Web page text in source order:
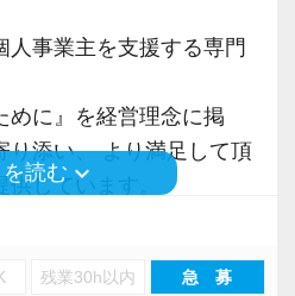
ヶ月)
客様の月次試算表を作成
アップしていきましょ
ながら業務に取り組んで
と知識が深まります！
れてきますので、本人の
い」という理想をいただ
って実現するために大
在でありたいと考えてい
を超えているのも、そう
客様から評価されてい
にも通い易いです。
積極的に応援し、業務内
目合格者が多数在籍して
とも分からないことは聞
を応援します。
可能(条件あり)、今後は
人事業主を支援する専門
めに』を経営理念に掲
り添い、 より満足して頂
しています。
トを抱えるまでに成長し
読むkeyboard_arrow_down
残業30h以内 急 募